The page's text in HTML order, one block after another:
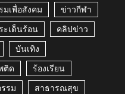
มเพื่อสังคม ข่าวกีฬา
ะเด็นร้อน คลิปข่าว
บันเทิง
ติด ร้องเรียน
รม สาธารณสุข